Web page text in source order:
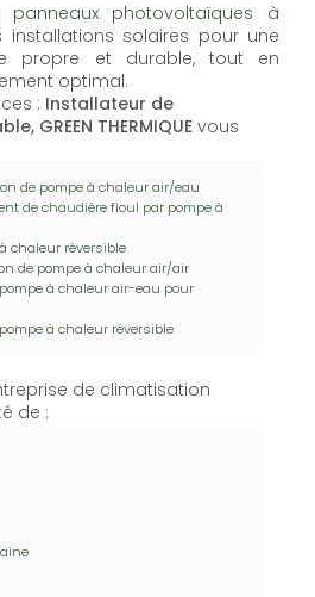
panneaux photovoltaïques à
installations solaires pour une
propre et durable, tout en
optimal.
: Installateur de
GREEN THERMIQUE vous
de pompe à chaleur air/eau
de chaudière fioul par pompe à
chaleur réversible
de pompe à chaleur air/air
à chaleur air-eau pour
à chaleur réversible
Entreprise de climatisation
de :